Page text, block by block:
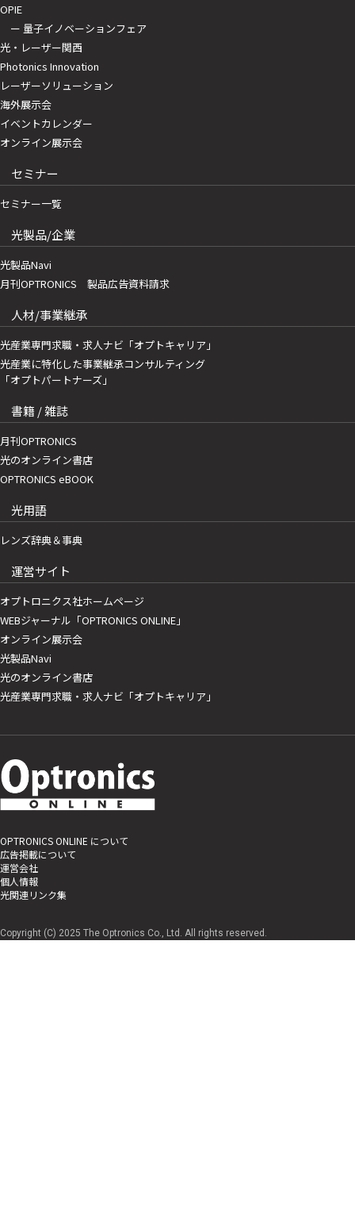
OPIE
ー 量子イノベーションフェア
光・レーザー関西
Photonics Innovation
レーザーソリューション
海外展示会
イベントカレンダー
オンライン展示会
セミナー
セミナー一覧
光製品/企業
光製品Navi
月刊OPTRONICS 製品広告資料請求
人材/事業継承
光産業専門求職・求人ナビ「オプトキャリア」
光産業に特化した事業継承コンサルティング
「オプトパートナーズ」
書籍 / 雑誌
月刊OPTRONICS
光のオンライン書店
OPTRONICS eBOOK
光用語
レンズ辞典＆事典
運営サイト
オプトロニクス社ホームページ
WEBジャーナル「OPTRONICS ONLINE」
オンライン展示会
光製品Navi
光のオンライン書店
光産業専門求職・求人ナビ「オプトキャリア」
OPTRONICS ONLINE について
広告掲載について
運営会社
個人情報
光関連リンク集
Copyright (C) 2025 The Optronics Co., Ltd. All rights reserved.